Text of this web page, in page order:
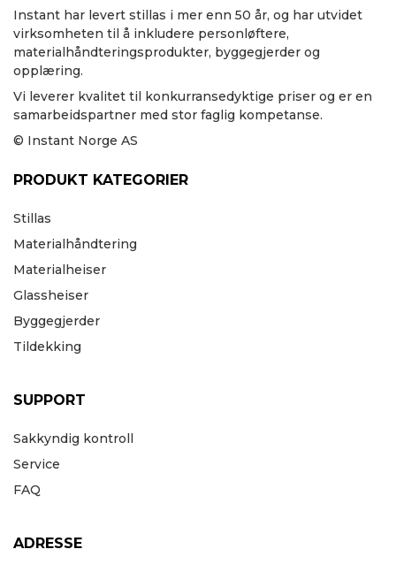
Instant har levert stillas i mer enn 50 år, og har utvidet
virksomheten til å inkludere personløftere,
materialhåndteringsprodukter, byggegjerder og
opplæring.
Vi leverer kvalitet til konkurransedyktige priser og er en
samarbeidspartner med stor faglig kompetanse.
© Instant Norge AS
PRODUKT KATEGORIER
Stillas
Materialhåndtering
Materialheiser
Glassheiser
Byggegjerder
Tildekking
SUPPORT
Sakkyndig kontroll
Service
FAQ
ADRESSE